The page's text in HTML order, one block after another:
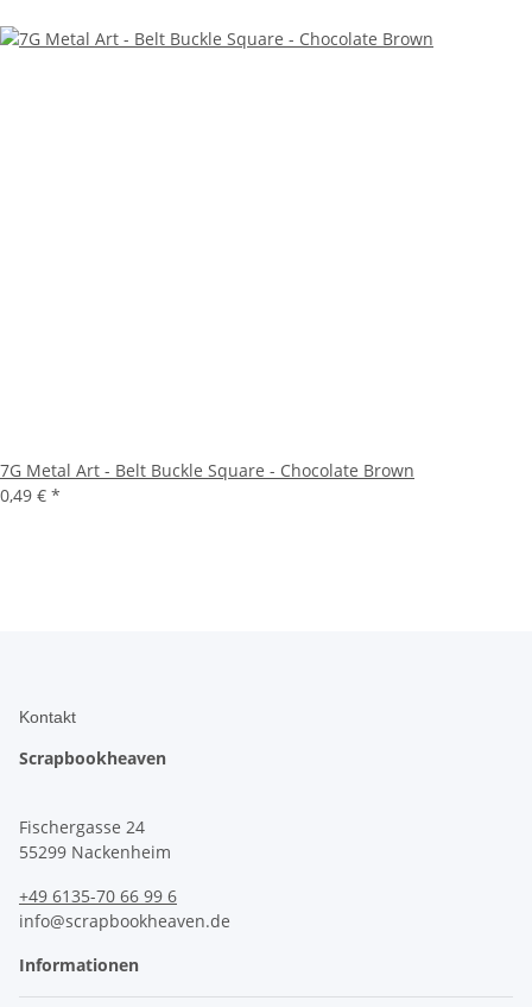
7G Metal Art - Belt Buckle Square - Chocolate Brown
0,49 € *
Kontakt
Scrapbookheaven
Fischergasse 24
55299 Nackenheim
+49 6135-70 66 99 6
info@scrapbookheaven.de
Informationen